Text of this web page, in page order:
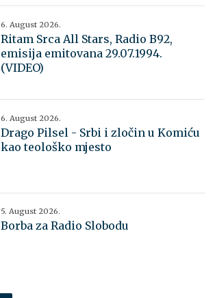
6. August 2026.
Ritam Srca All Stars, Radio B92,
emisija emitovana 29.07.1994.
(VIDEO)
6. August 2026.
Drago Pilsel - Srbi i zločin u Komiću
kao teološko mjesto
5. August 2026.
Borba za Radio Slobodu